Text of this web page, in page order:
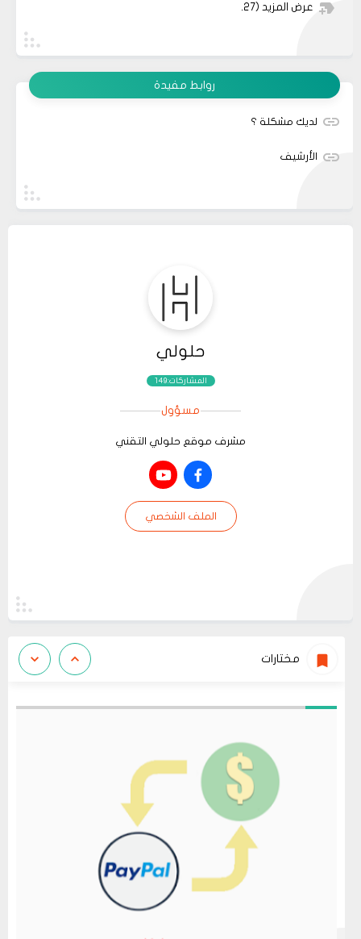
عرض المزيد (27)
روابط مفيدة
لديك مشكلة ؟
الأرشيف
حلولي
المشاركات:149
مسؤول
مشرف موقع حلولي التقني
الملف الشخصي
مختارات